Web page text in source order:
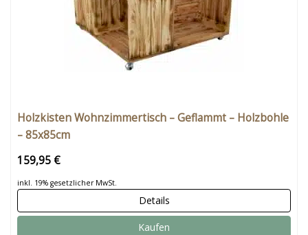
Holzkisten Wohnzimmertisch – Geflammt – Holzbohle
– 85x85cm
159,95 €
inkl. 19% gesetzlicher MwSt.
Details
Kaufen